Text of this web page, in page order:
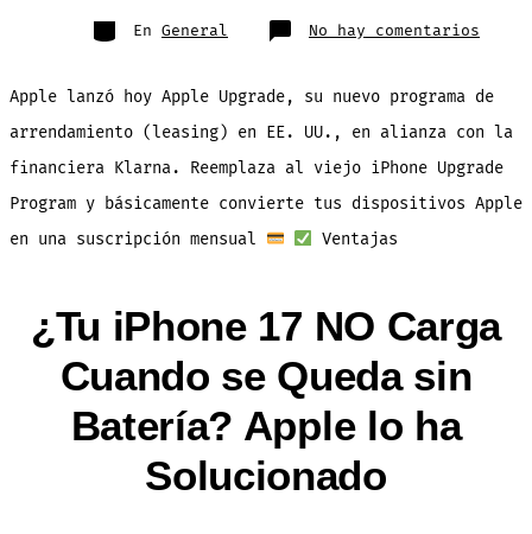
Categorías
En General No hay comentarios
Renta
sus
Así
el
Apple lanzó hoy Apple Upgrade, su nuevo programa de
arrendamiento (leasing) en EE. UU., en alianza con la
financiera Klarna. Reemplaza al viejo iPhone Upgrade
Program y básicamente convierte tus dispositivos Apple
en una suscripción mensual
Ventajas
¿Tu iPhone 17 NO Carga
Cuando se Queda sin
Batería? Apple lo ha
Solucionado